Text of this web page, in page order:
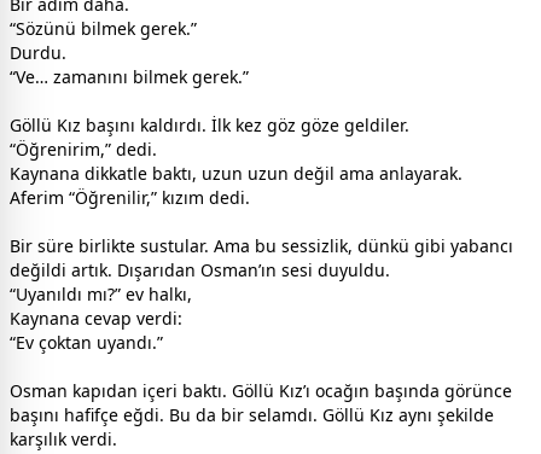
Bir adım daha.
“Sözünü bilmek gerek.”
Durdu.
“Ve… zamanını bilmek gerek.”
Göllü Kız başını kaldırdı. İlk kez göz göze geldiler.
“Öğrenirim,” dedi.
Kaynana dikkatle baktı, uzun uzun değil ama anlayarak.
Aferim “Öğrenilir,” kızım dedi.
Bir süre birlikte sustular. Ama bu sessizlik, dünkü gibi yabancı
değildi artık. Dışarıdan Osman’ın sesi duyuldu.
“Uyanıldı mı?” ev halkı,
Kaynana cevap verdi:
“Ev çoktan uyandı.”
Osman kapıdan içeri baktı. Göllü Kız’ı ocağın başında görünce
başını hafifçe eğdi. Bu da bir selamdı. Göllü Kız aynı şekilde
karşılık verdi.